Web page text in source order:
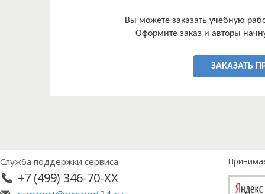
Вы можете заказать учебную
Оформите заказ и авторы
ЗАКАЗАТЬ
Служба поддержки сервиса
+7 (499) 346-70-XX